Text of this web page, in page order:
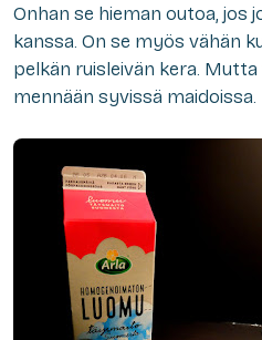
Onhan se hieman outoa,
kanssa. On se myös vähän
pelkän ruisleivän kera. Mutta
mennään syvissä maidoissa.